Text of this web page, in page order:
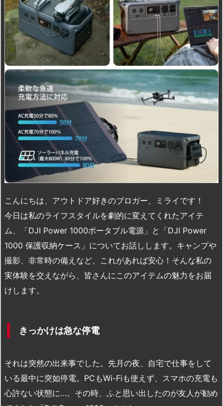
こんにちは、アウトドア好きのブロガー、ミライです！
今日は私のライフスタイルを劇的に変えてくれたアイテ
ム、「DJI Power 1000ポータブル電源」と「DJI Power
1000 保護収納ケース」についてお話しします。キャンプや
撮影、非常時の備えなど、これがあれば安心！そんな私の
実体験を交えながら、皆さんにこのアイテムの魅力をお届
けします。
きっかけは急な停電
それは突然の出来事でした。先月の夜、自宅で仕事をして
いる最中に突如停電。PCもWi-Fiも使えず、スマホの充電も
心許ない状態に…。その時、ふと思い出したのが友人が勧め